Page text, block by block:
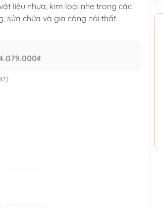
liệu nhựa, kim loại nhẹ trong các
sửa chữa và gia công nội thất.